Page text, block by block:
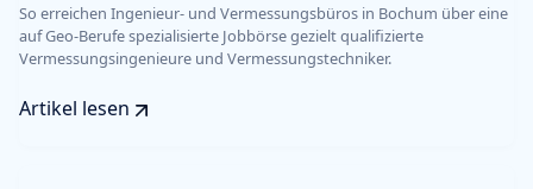
So erreichen Ingenieur- und Vermessungsbüros in Bochum über eine
auf Geo-Berufe spezialisierte Jobbörse gezielt qualifizierte
Vermessungsingenieure und Vermessungstechniker.
Artikel lesen